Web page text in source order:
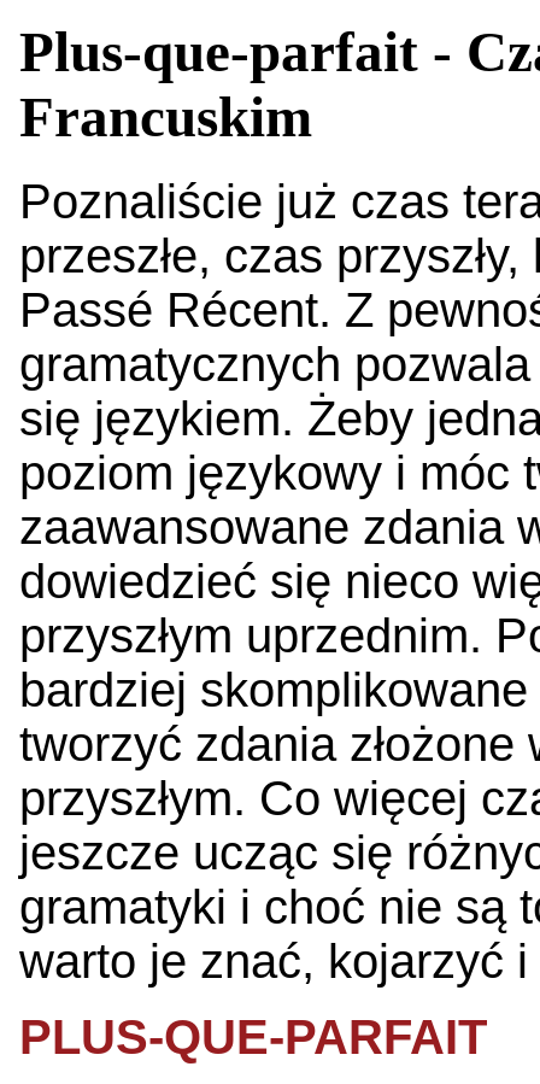
Plus-que-parfait -
Francuskim
Poznaliście już czas
przeszłe, czas
Passé Récent. Z
gramatycznych
się językiem. Żeby
poziom językowy i móc
zaawansowane zdania
dowiedzieć się nieco
przyszłym uprzednim.
bardziej
tworzyć zdania złożone
przyszłym. Co więcej
jeszcze ucząc się
gramatyki i choć nie są
warto je znać, kojarzyć
PLUS-QUE-PARFAIT